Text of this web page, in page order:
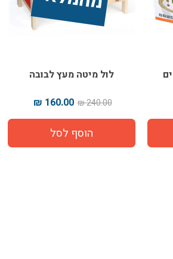
לול מיטה מעץ לבובה
240.00 ₪
160.00 ₪